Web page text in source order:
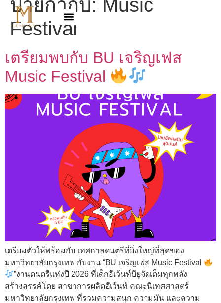
ป้ายกำกับ: Music
Festival
เตรียมพบกับ BU เจริญเฟส
Music Festival
เตรียมตัวให้พร้อมกับ เทศกาลดนตรีที่ยิ่งใหญ่ที่สุดของ
มหาวิทยาลัยกรุงเทพ กับงาน “BU เจริญเฟส Music Festival
”งานดนตรีแห่งปี 2026 ที่เด็กอีเว้นท์บียูจัดเต็มทุกพลัง
สร้างสรรค์โดย สาขาการผลิตอีเว้นท์ คณะนิเทศศาสตร์
มหาวิทยาลัยกรุงเทพ ที่รวมความสนุก ความมัน และความ